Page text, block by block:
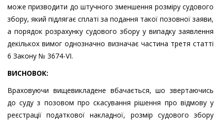
може призводити до штучного зменшення розміру судового
збору, який підлягає сплаті за подання такої позовної заяви,
а порядок розрахунку судового збору у випадку заявлення
декількох вимог однозначно визначає частина третя статті
6 Закону № 3674-VI.
ВИСНОВОК:
Враховуючи вищевикладене вбачається, шо звертаючись
до суду з позовом про скасування рішення про відмову у
реєстрації податкової накладної, розмір судового збору